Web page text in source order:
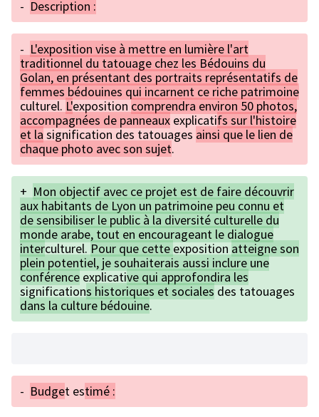
- Description :
- L'exposition vise à mettre en lumière l'art
traditionnel du tatouage chez les Bédouins du
Golan, en présentant des portraits représentatifs de
femmes bédouines qui incarnent ce riche patrimoine
culturel. L'exposition comprendra environ 50 photos,
accompagnées de panneaux explicatifs sur l'histoire
et la signification des tatouages ainsi que le lien de
chaque photo avec son sujet.
+ Mon objectif avec ce projet est de faire découvrir
aux habitants de Lyon un patrimoine peu connu et
de sensibiliser le public à la diversité culturelle du
monde arabe, tout en encourageant le dialogue
interculturel. Pour que cette exposition atteigne son
plein potentiel, je souhaiterais aussi inclure une
conférence explicative qui approfondira les
significations historiques et sociales des tatouages
dans la culture bédouine.
- Budget estimé :